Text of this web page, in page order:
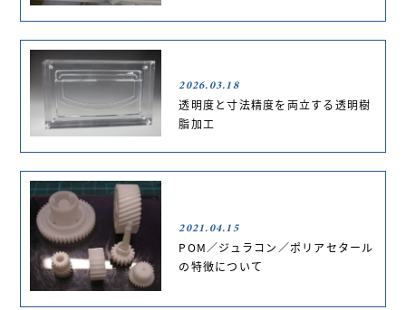
2026.03.18
透明度と寸法精度を両立する透明樹
脂加工
2021.04.15
POM／ジュラコン／ポリアセタール
の特徴について